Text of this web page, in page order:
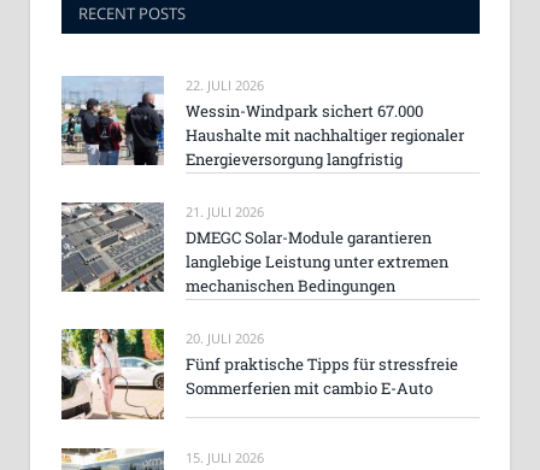
RECENT POSTS
22. JULI 2026
Wessin-Windpark sichert 67.000
Haushalte mit nachhaltiger regionaler
Energieversorgung langfristig
21. JULI 2026
DMEGC Solar-Module garantieren
langlebige Leistung unter extremen
mechanischen Bedingungen
20. JULI 2026
Fünf praktische Tipps für stressfreie
Sommerferien mit cambio E-Auto
15. JULI 2026